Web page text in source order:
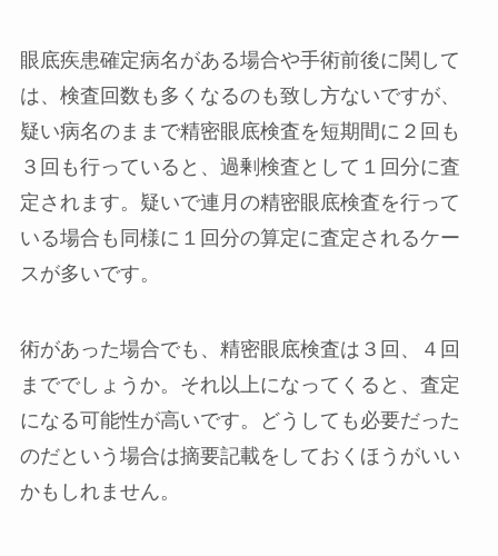
眼底疾患確定病名がある場合や手術前後に関して
は、検査回数も多くなるのも致し方ないですが、
疑い病名のまま で精密眼底検査を短期間に２回も
３回も行っていると、過剰検査として１回分に査
定されます。疑いで連月の精密眼底検査を行って
いる場合も同様に１回分の算定に査定されるケー
スが多いです。
術があった場合でも、精密眼底検査は３回、４回
まででしょうか。それ以上になってくると、査定
になる可能性が高いです。どうしても必要だった
のだという場合は摘要記載をしておくほうがいい
かもしれません。